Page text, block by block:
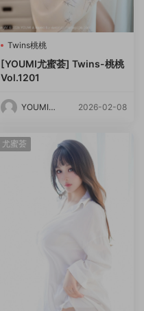
Twins桃桃
[YOUMI尤蜜荟] Twins-桃桃
Vol.1201
YOUMI尤
2026-02-08
尤蜜荟